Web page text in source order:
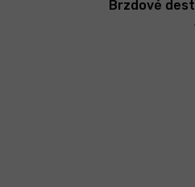
Brzdové